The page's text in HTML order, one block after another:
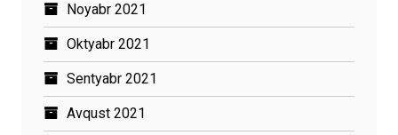
Noyabr 2021
Oktyabr 2021
Sentyabr 2021
Avqust 2021